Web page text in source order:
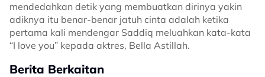
mendedahkan detik yang membuatkan dirinya yakin
adiknya itu benar-benar jatuh cinta adalah ketika
pertama kali mendengar Saddiq meluahkan kata-kata
“I love you” kepada aktres, Bella Astillah.
Berita Berkaitan